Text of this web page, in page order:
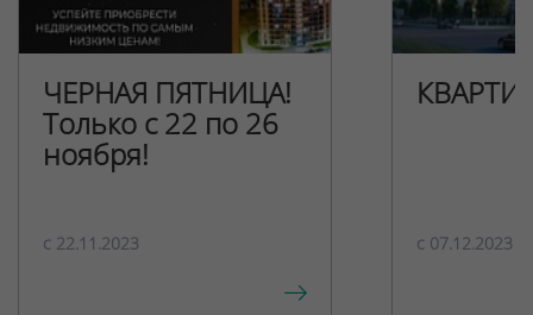
ЧЕРНАЯ ПЯТНИЦА!
Только с 22 по 26
ноября!
c 22.11.2023 c 07.12.2023